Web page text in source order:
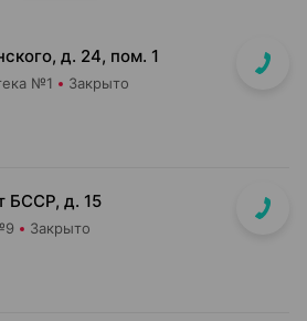
д. 24, пом. 1
№1 Закрыто
БССР, д. 15
Закрыто